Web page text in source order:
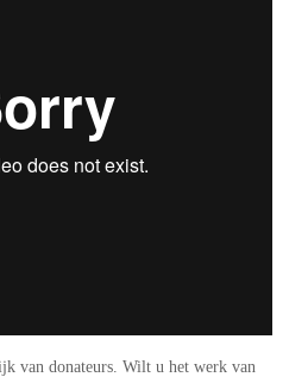
van donateurs. Wilt u het werk van